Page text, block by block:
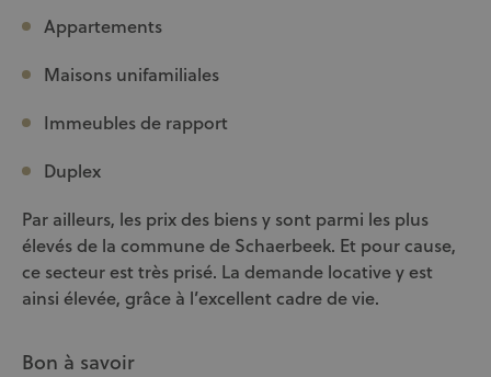
Appartements
Maisons unifamiliales
Immeubles de rapport
Duplex
Par ailleurs, les prix des biens y sont parmi les plus
élevés de la commune de Schaerbeek. Et pour cause,
ce secteur est très prisé. La demande locative y est
ainsi élevée, grâce à l’excellent cadre de vie.
Bon à savoir